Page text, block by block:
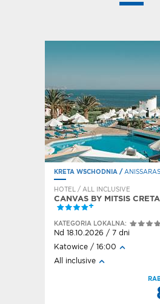
KRETA WSCHODNIA / ANISSARAS
HOTEL / ALL INCLUSIVE
CANVAS BY MITSIS
KATEGORIA LOKALNA:
Nd 18.10.2026 / 7 dni
Katowice / 16:00
All inclusive